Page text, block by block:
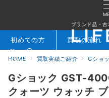
ブランド品・
検索 お問合せ
初めての方 買取の流れ
HOME 買取実績ご紹介 Gショ
Gショック GST-
クォーツ ウォッチ